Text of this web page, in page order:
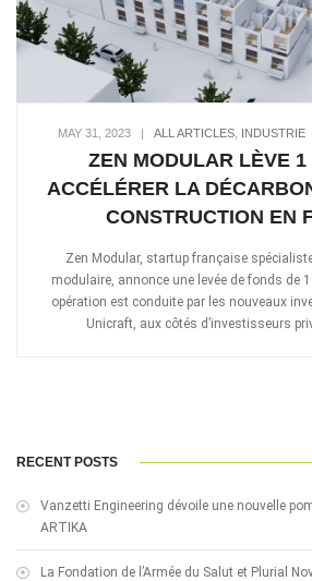
MAY 31, 2023| ALL ARTICLES, INDUSTRIE
ZEN MODULAR LÈVE 1
ACCÉLÉRER LA
CONSTRUCTION EN
Zen Modular, startup française
modulaire, annonce une levée de fonds de
opération est conduite par les nouveaux
Unicraft, aux côtés d’investisseurs
RECENT POSTS
Vanzetti Engineering dévoile une nouvelle
ARTIKA
La Fondation de l’Armée du Salut et Plurial